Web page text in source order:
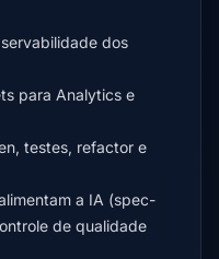
dos
para Analytics e
testes, refactor e
a IA (spec-
de qualidade